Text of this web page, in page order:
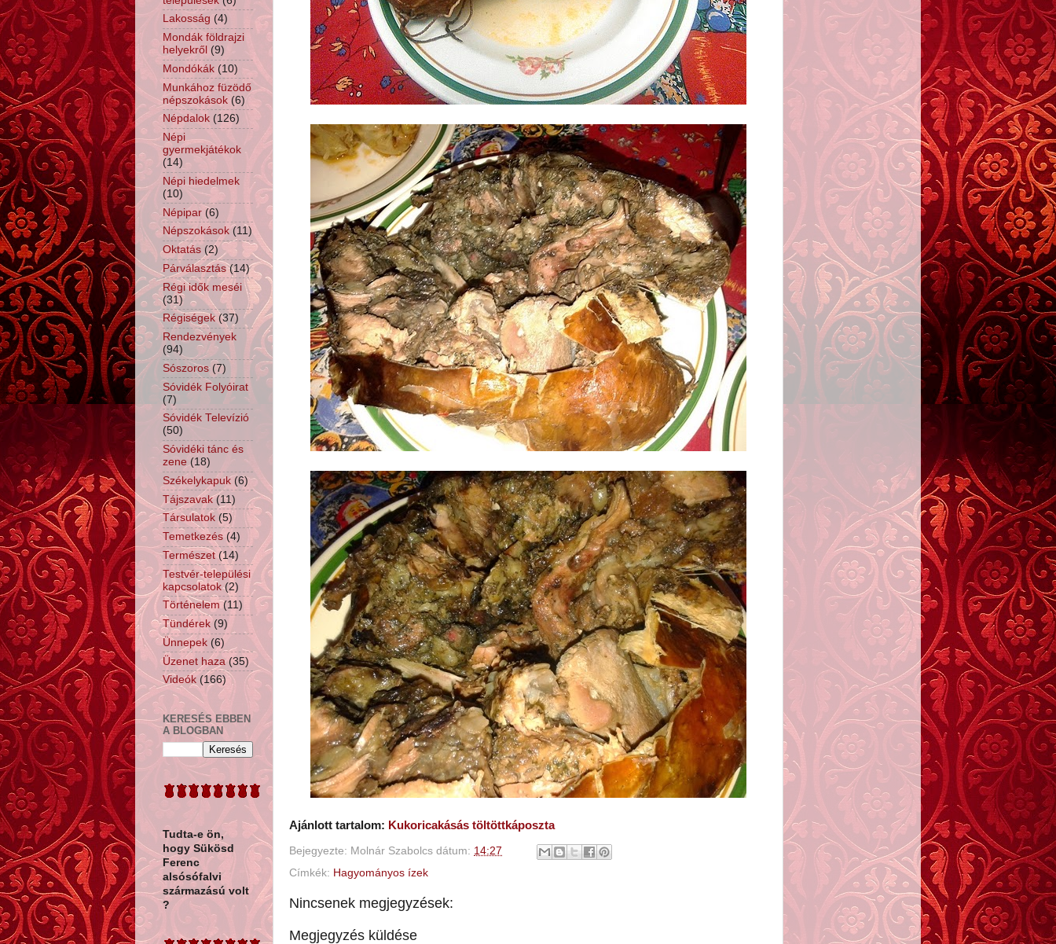
Ajánlott tartalom: Kukoricakásás töltöttkáposzta
Bejegyezte: Molnár Szabolcs dátum: 14:27
Címkék: Hagyományos ízek
Nincsenek megjegyzések:
Megjegyzés küldése
Lakosság (4)
Mondák földrajzi
helyekről (9)
Mondókák (10)
Munkához füzödő
népszokások (6)
Népdalok (126)
Népi
gyermekjátékok
(14)
Népi hiedelmek
(10)
Népipar (6)
Népszokások (11)
Oktatás (2)
Párválasztás (14)
Régi idők meséi
(31)
Régiségek (37)
Rendezvények
(94)
Sószoros (7)
Sóvidék Folyóirat
(7)
Sóvidék Televízió
(50)
Sóvidéki tánc és
zene (18)
Székelykapuk (6)
Tájszavak (11)
Társulatok (5)
Temetkezés (4)
Természet (14)
Testvér-települési
kapcsolatok (2)
Történelem (11)
Tündérek (9)
Ünnepek (6)
Üzenet haza (35)
Videók (166)
KERESÉS EBBEN
A BLOGBAN
Tudta-e ön,
hogy Sükösd
Ferenc
alsósófalvi
származású volt
?